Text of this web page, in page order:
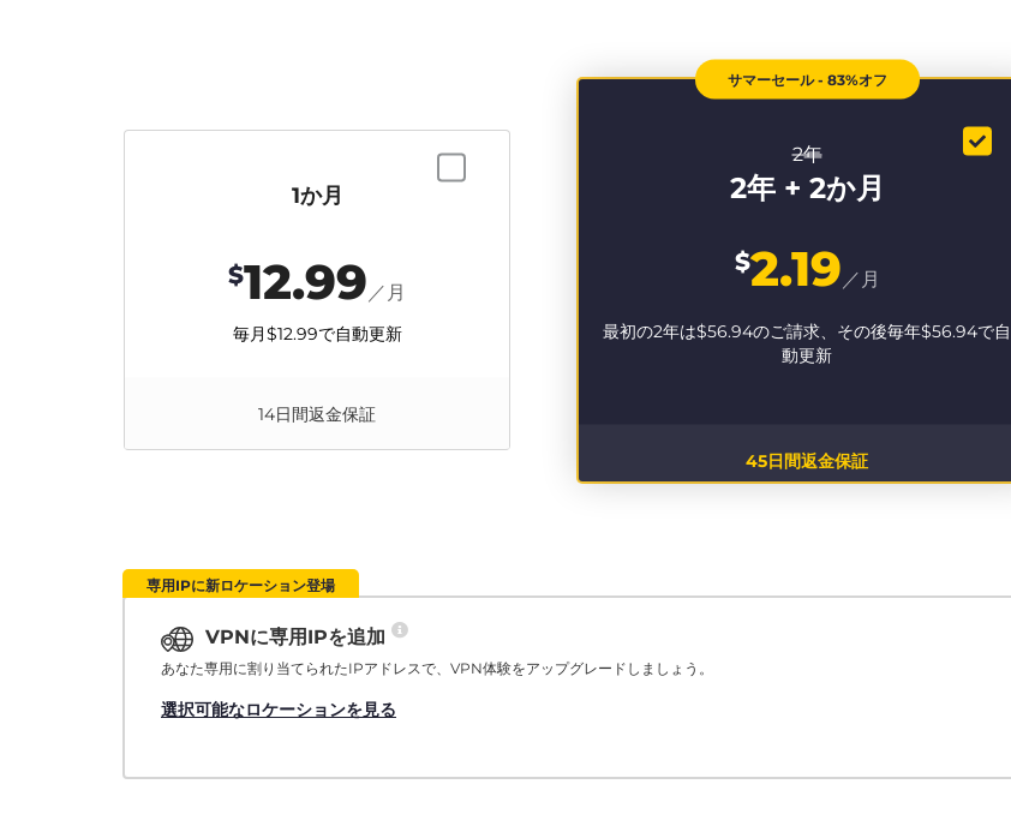
サマーセール - 83%オフ
2年
2年 + 2か月
$2.19 ／月
最初の2年は$56.94のご請求、その後毎年$56.94で自
動更新
45日間返金保証
1か月
$12.99 ／月
毎月$12.99で自動更新
14日間返金保証
専用IPに新ロケーション登場
VPNに専用IPを追加
あなた専用に割り当てられたIPアドレスで、VPN体験をアップグレードしましょう。
選択可能なロケーションを見る